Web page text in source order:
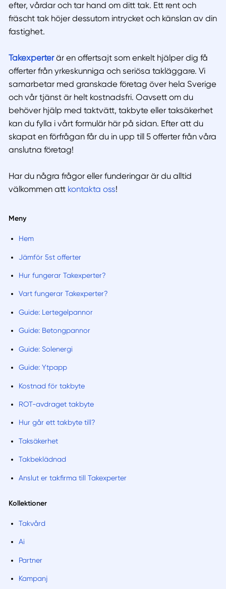
efter, vårdar och tar hand om ditt tak. Ett rent och
fräscht tak höjer dessutom intrycket och känslan av din
fastighet.
Takexperterär en offertsajt som enkelt hjälper dig få
offerter från yrkeskunniga och seriösa takläggare. Vi
samarbetar med granskade företag över hela Sverige
och vår tjänst är helt kostnadsfri. Oavsett om du
behöver hjälp med taktvätt, takbyte eller taksäkerhet
kan du fylla i vårt formulär här på sidan. Efter att du
skapat en förfrågan får du in upp till 5 offerter från våra
anslutna företag!
Har du några frågor eller funderingar är du alltid
välkommen att kontakta oss!
Meny
Hem
Jämför 5st offerter
Hur fungerar Takexperter?
Vart fungerar Takexperter?
Guide: Lertegelpannor
Guide: Betongpannor
Guide: Solenergi
Guide: Ytpapp
Kostnad för takbyte
ROT-avdraget takbyte
Hur går ett takbyte till?
Taksäkerhet
Takbeklädnad
Anslut er takfirma till Takexperter
Kollektioner
Takvård
Ai
Partner
Kampanj